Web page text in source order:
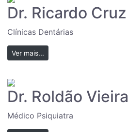
Dr. Ricardo Cruz
Clínicas Dentárias
Ver mais...
Dr. Roldão Vieira
Médico Psiquiatra